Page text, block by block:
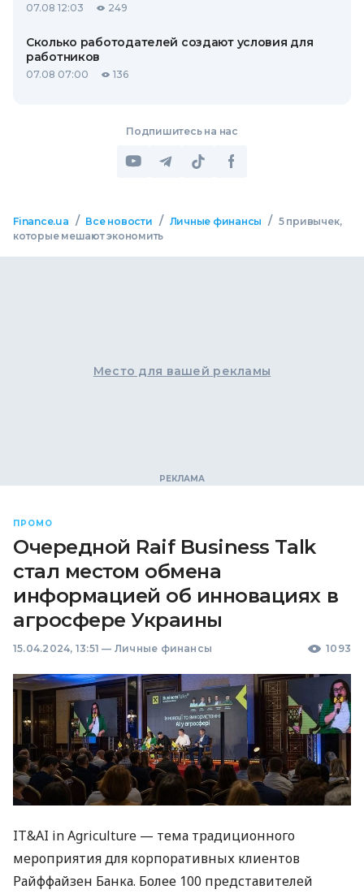
07.08 12:03 249
Сколько работодателей создают условия для
работников
07.08 07:00 136
Подпишитесь на нас
Finance.ua / Все новости / Личные финансы / 5 привычек,
которые мешают экономить
Место для вашей рекламы
ПРОМО
Очередной Raif Business Talk
стал местом обмена
информацией об инновациях в
агросфере Украины
15.04.2024, 13:51 — Личные финансы 1093
IT&AI in Agriculture — тема традиционного
мероприятия для корпоративных клиентов
Райффайзен Банка. Более 100 представителей